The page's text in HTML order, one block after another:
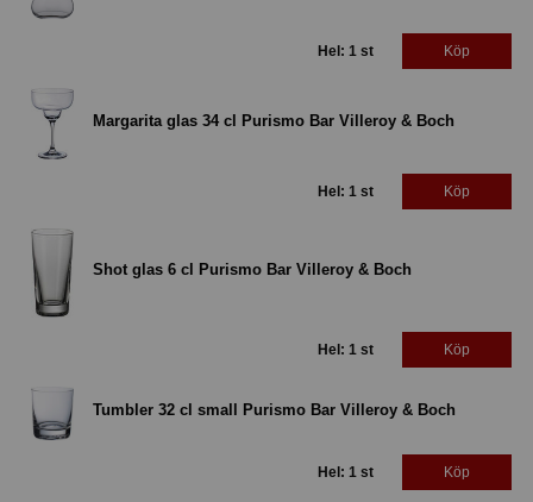
Hel: 1 st Köp
Margarita glas 34 cl Purismo Bar Villeroy & Boch
Hel: 1 st Köp
Shot glas 6 cl Purismo Bar Villeroy & Boch
Hel: 1 st Köp
Tumbler 32 cl small Purismo Bar Villeroy & Boch
Hel: 1 st Köp